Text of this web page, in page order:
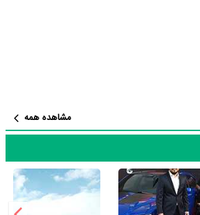
در نقش Han به ایفای نقش و بازیگری پرداخته‌اند. در فیلم سریع و خشمگین ۶ حدود 15 بازیگر جلوی دوربین رفته‌اند که از نظر تعداد
و همچنین تیم بازیگری سریع و خشمگین
لوک ایوانزدر
مشاهده همه